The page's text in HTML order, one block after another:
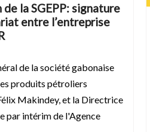
la SGEPP: signature
entre l’entreprise
de la société gabonaise
produits pétroliers
Makindey, et la Directrice
par intérim de l'Agence